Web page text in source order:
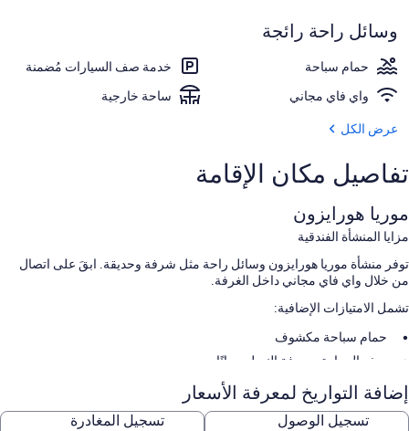
وسائل راحة رائجة
حمام سباحة
خدمة صف السيارات مُضمنة
واي فاي مجاني
ساحة خارجية
عرض الكل
تفاصيل مكان الإقامة
موريا هورايزون
مزايا المنشأة الفندقية
توفر منشأة موريا هورايزون وسائل راحة مثل شرفة وحديقة. ابقَ على اتصال
من خلال واي فاي مجاني داخل الغرفة.
تشمل الامتيازات الإضافية:
حمام سباحة مكشوف
صف السيارة بمعرفة النزيل مجانًا
تليسكوب وخدمات الاستعلامات والإرشاد
سمات الغرفة
إضافة التواريخ لمعرفة الأسعار
تسجيل الوصول تسجيل المغادرة